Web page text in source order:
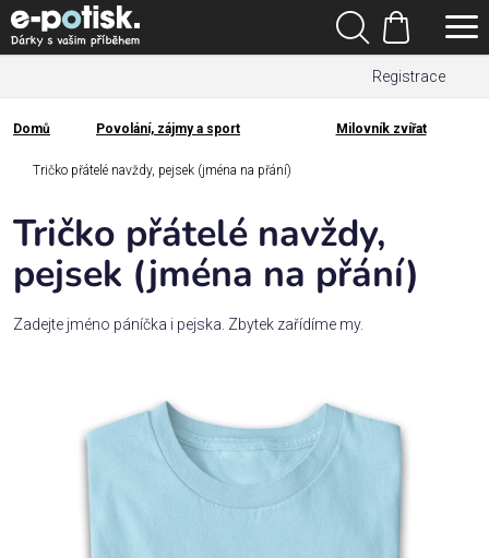
Přejít
na
obsah
Registrace
Hledat
Nákupní
košík
Kategorie
Dárek
Rodina
Domů
Domů Povolání, zájmy a sport Milovník zvířat
Tričko přátelé navždy, pejsek (jména na přání)
Tričko přátelé navždy,
pejsek (jména na přání)
Zadejte jméno páníčka i pejska. Zbytek zařídíme my.